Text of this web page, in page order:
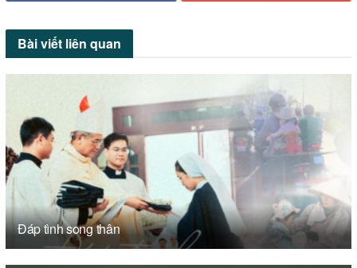
Bài viết liên quan
Đáp tình song thân